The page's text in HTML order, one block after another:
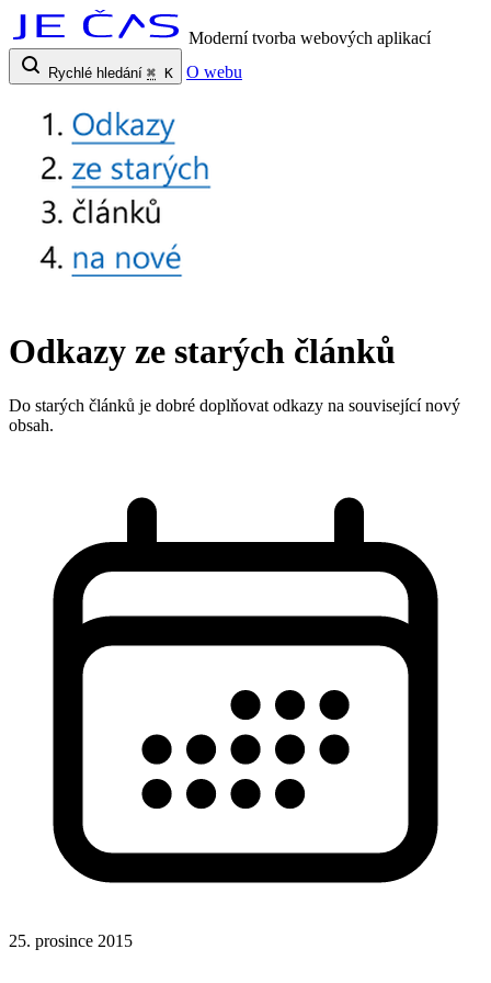
Moderní tvorba webových aplikací
Rychlé hledání ⌘ K O webu
Odkazy ze starých článků
Do starých článků je dobré doplňovat odkazy na související nový
obsah.
25. prosince 2015